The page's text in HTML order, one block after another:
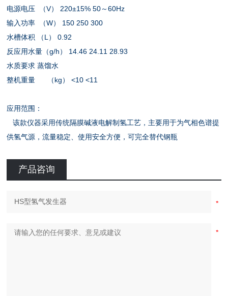
电源电压 （V） 220±15% 50～60Hz
输入功率 （W） 150 250 300
水槽体积 （L） 0.92
反应用水量（g/h） 14.46 24.11 28.93
水质要求 蒸馏水
整机重量 （kg） <10 <11
应用范围：
该款仪器采用传统隔膜碱液电解制氢工艺，主要用于为气相色谱提
供氢气源，流量稳定、使用安全方便，可完全替代钢瓶
产品咨询